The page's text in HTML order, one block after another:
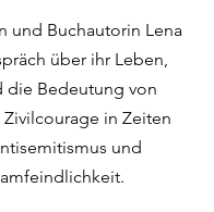
und Buchautorin Lena
über ihr Leben,
die Bedeutung von
in Zeiten
und